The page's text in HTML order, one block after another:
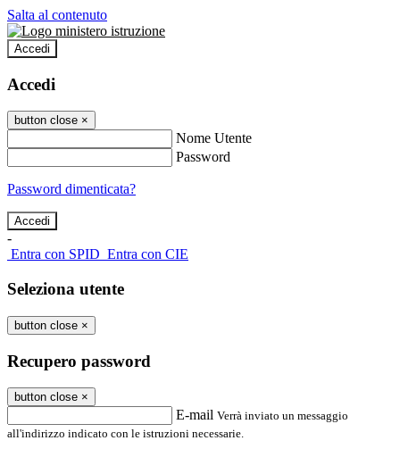
Salta al contenuto
Accedi
Accedi
button close ×
Nome Utente
Password
Password dimenticata?
-
Entra con SPID Entra con CIE
Seleziona utente
button close ×
Recupero password
button close ×
E-mail Verrà inviato un messaggio
all'indirizzo indicato con le istruzioni necessarie.